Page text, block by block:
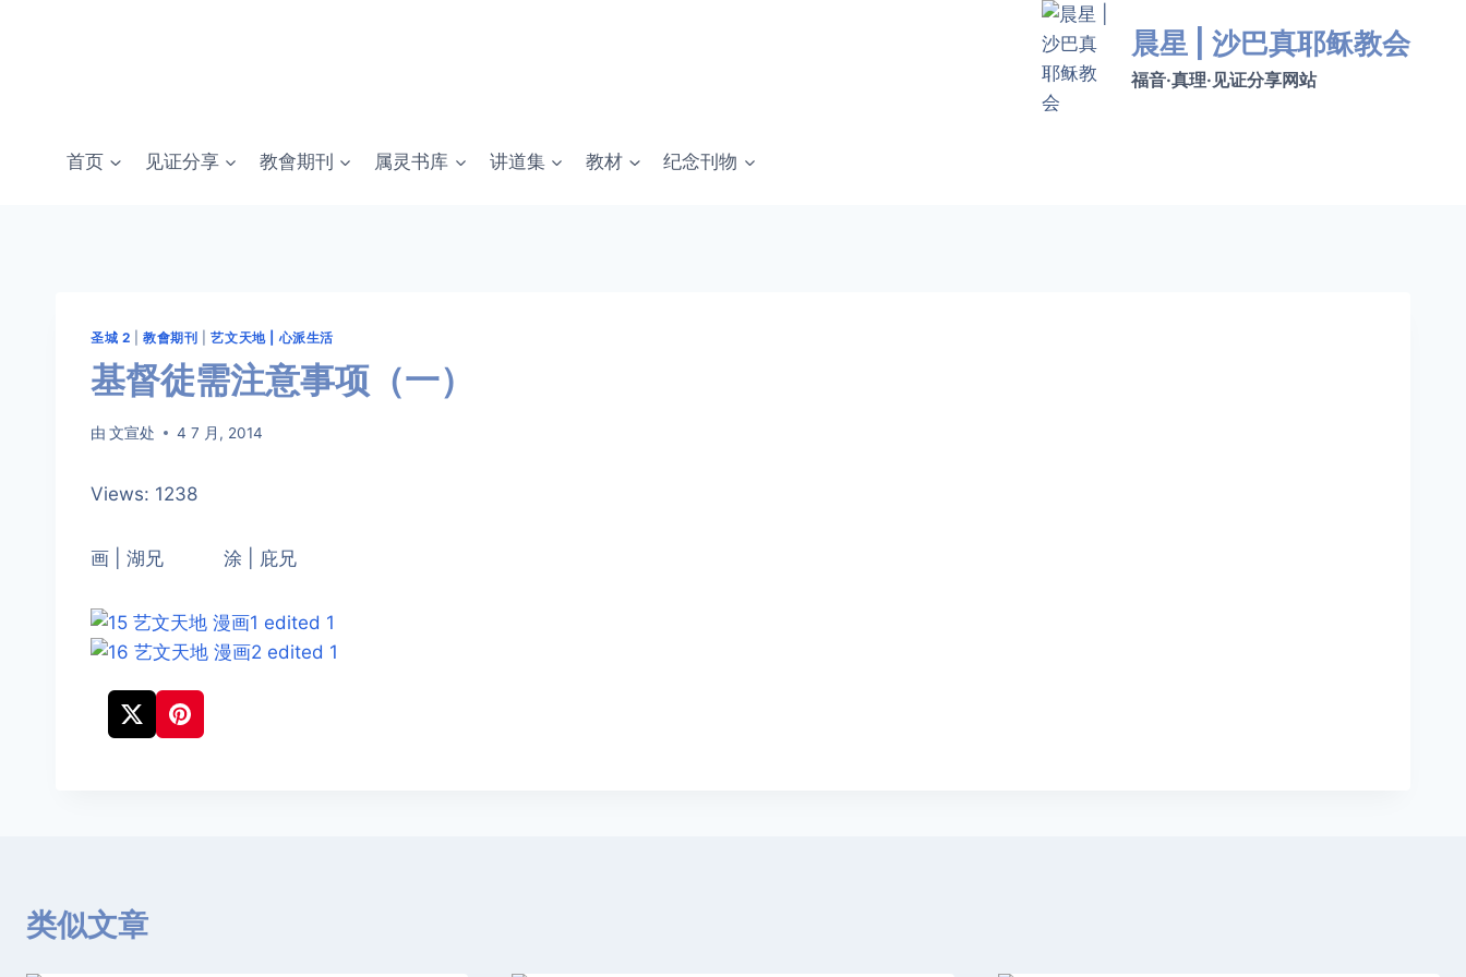
晨星 | 沙巴真耶稣教会
福音·真理·见证分享网站
首页 见证分享 教會期刊 属灵书库 讲道集 教材 纪念刊物
圣城 2 |教會期刊 |艺文天地 | 心派生活
基督徒需注意事项（一）
由 文宣处 4 7 月, 2014
Views: 1238
画 | 湖兄 涂 | 庇兄
类似文章